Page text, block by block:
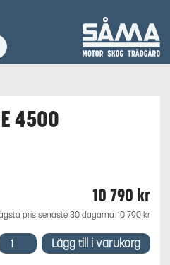
4500
10 790 kr
pris senaste 30 dagarna: 10 790 kr
Lägg till i varukorg